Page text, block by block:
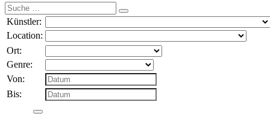
Suche
nach:
Künstler:
Location:
Ort:
Genre:
Von:
Bis: